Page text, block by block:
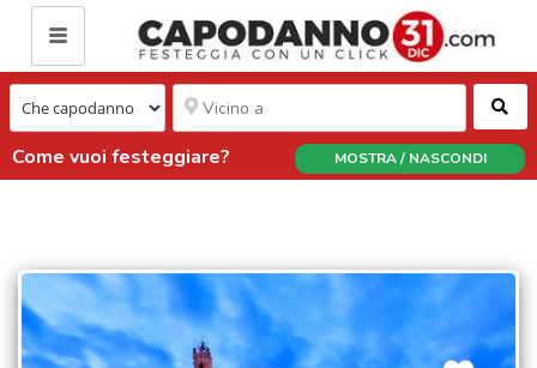
Come vuoi festeggiare? MOSTRA / NASCONDI